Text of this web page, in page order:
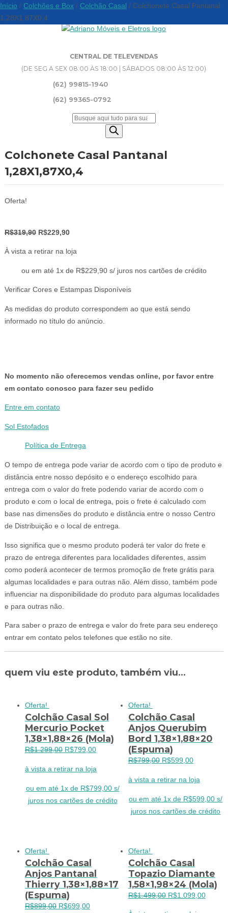
CENTRAL DE TELEVENDAS
(DE SEG A SEX 08:00 ÀS 18:00 | SÁBADOS 08:00 ÀS 12:00)
(62) 99815-1940
(62) 99365-0792
Pesquisar
Início / Colchões e Box / Colchão Casal / Colchonete Casal Pantanal
1,28X1,87X0,4
Colchonete Casal Pantanal
1,28X1,87X0,4
Oferta!
R$319,90 O
original
era:
R$229,90O
atual
é:
À vista a retirar na loja
ou em até 1x de R$229,90 s/ juros nos cartões de crédito
Verificar Cores e Estampas Disponíveis
As medidas do produto correspondem ao que está sendo
informado no título do anúncio.
No momento não oferecemos vendas online, por favor entre
em contato conosco para fazer seu pedido
Entre em contato
Sol Estofados
Política de Entrega
O tempo de entrega pode variar de acordo com o tipo de produto e
distância entre nosso depósito e o endereço escolhido para
entrega com o valor do frete podendo variar de acordo com o
produto e com o local de entrega, pois o frete é calculado com
base nas dimensões do produto e distância entre o nosso Centro
de Distribuição e o local de entrega.
Isso significa que o mesmo produto poderá ter valor do frete e
prazo de entrega diferentes para localidades diferentes, assim
como poderá acontecer de termos promoção de frete grátis para
algumas localidades e para outras não. Além disso, também pode
influenciar na disponibilidade do produto para algumas localidades
e para outras não.
Para saber o prazo de entrega e valor do frete para seu endereço
entrar em contato pelos telefones que estão no site.
quem viu este produto, também viu...
Oferta!
Colchão Casal Sol
Mercurio Pocket
1,38×1,88×26 (Mola)
R$1.299,00 O
original
era:
R$1.299,00.
R$799,00O
atual
é:
R$799,00.
à vista a retirar na loja
ou em até 1x de R$799,00 s/
juros nos cartões de crédito
Oferta!
Colchão Casal
Anjos Querubim
Bord 1,38×1,88×20
(Espuma)
R$799,00 O
original
era:
R$799,00.
R$599,00O
atual
é:
R$599,00.
à vista a retirar na loja
ou em até 1x de R$599,00 s/
juros nos cartões de crédito
Oferta!
Colchão Casal
Anjos Pantanal
Thierry 1,38×1,88×17
(Espuma)
R$899,00 O
R$699,00O
Oferta!
Colchão Casal
Topazio Diamante
1,58×1,98×24 (Mola)
R$1.499,00 O
R$1.099,00O